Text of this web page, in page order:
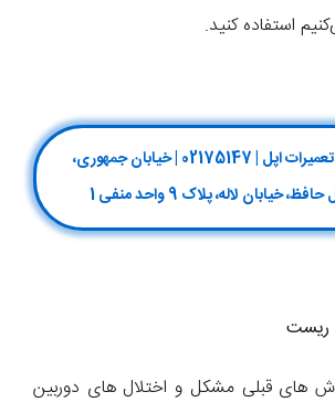
استفاده کنید.
گارانتی رسمی تعمیرات اپل | 02175147 | خیابان جمهوری،
خیابان لاله، پلاک 9 واحد منفی 1
ریست
های قبلی مشکل و اختلال های دوربین